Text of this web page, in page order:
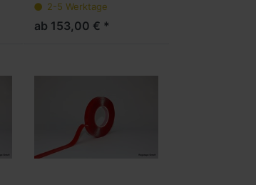
Dicke, Spiegelklebeband
doppelseitiges Klebeband
mit Reinacrylat für sehr
schwierige Oberflächen.
2-5 Werktage
ab 153,00 € *